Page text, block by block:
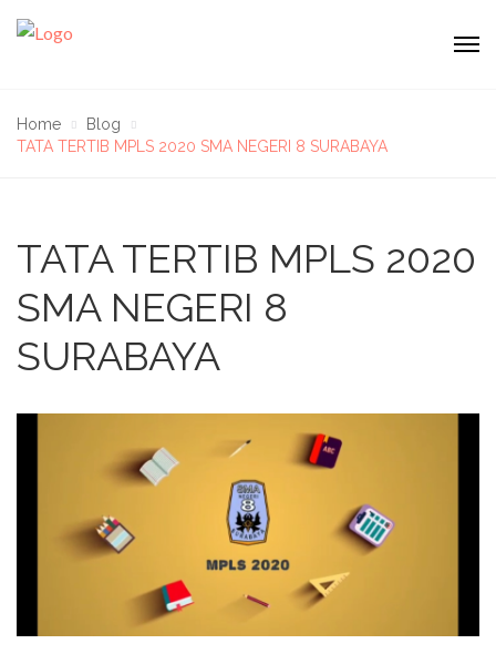
Home
Blog
TATA TERTIB MPLS 2020 SMA NEGERI 8 SURABAYA
TATA TERTIB MPLS 2020
SMA NEGERI 8
SURABAYA